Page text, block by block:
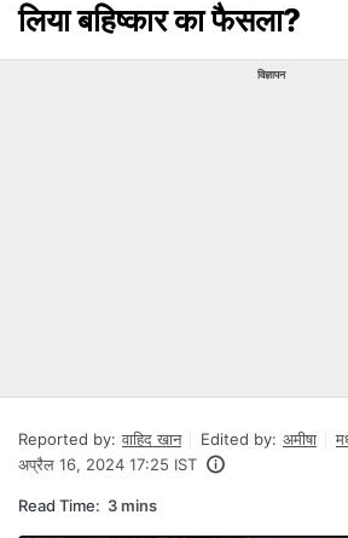
लिया बहिष्कार का फैसला?
विज्ञापन
Reported by: वाहिद खान Edited by: अमीषा
अप्रैल 16, 2024 17:25 IST
Read Time: 3 mins